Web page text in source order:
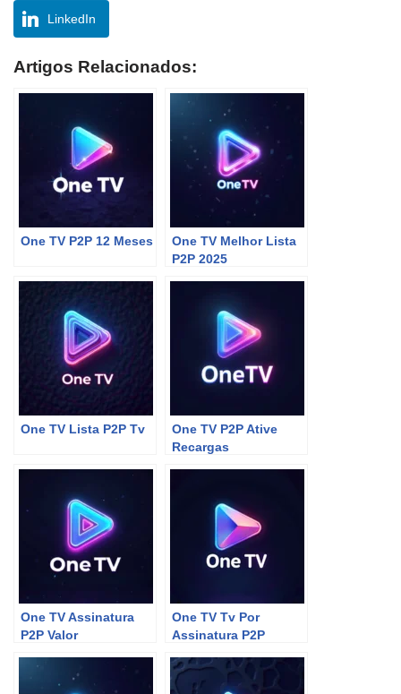
LinkedIn
Artigos Relacionados:
One TV P2P 12 Meses
One TV Melhor Lista
P2P 2025
One TV Lista P2P Tv
One TV P2P Ative
Recargas
One TV Assinatura
P2P Valor
One TV Tv Por
Assinatura P2P